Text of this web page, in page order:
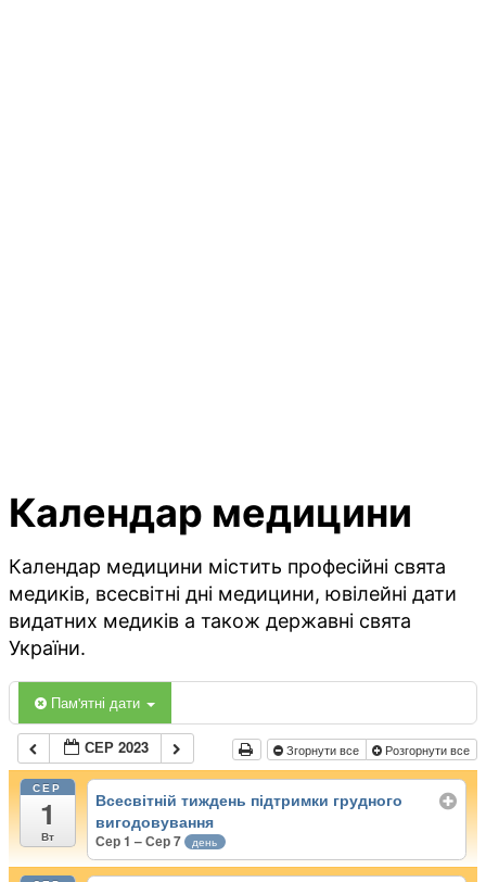
Календар медицини
Календар медицини містить професійні свята
медиків, всесвітні дні медицини, ювілейні дати
видатних медиків а також державні свята
України.
Пам'ятні дати
СЕР 2023 Згорнути все Розгорнути все
СЕР
1
Вт
Всесвітній тиждень підтримки грудного
вигодовування
Сер 1 – Сер 7 день